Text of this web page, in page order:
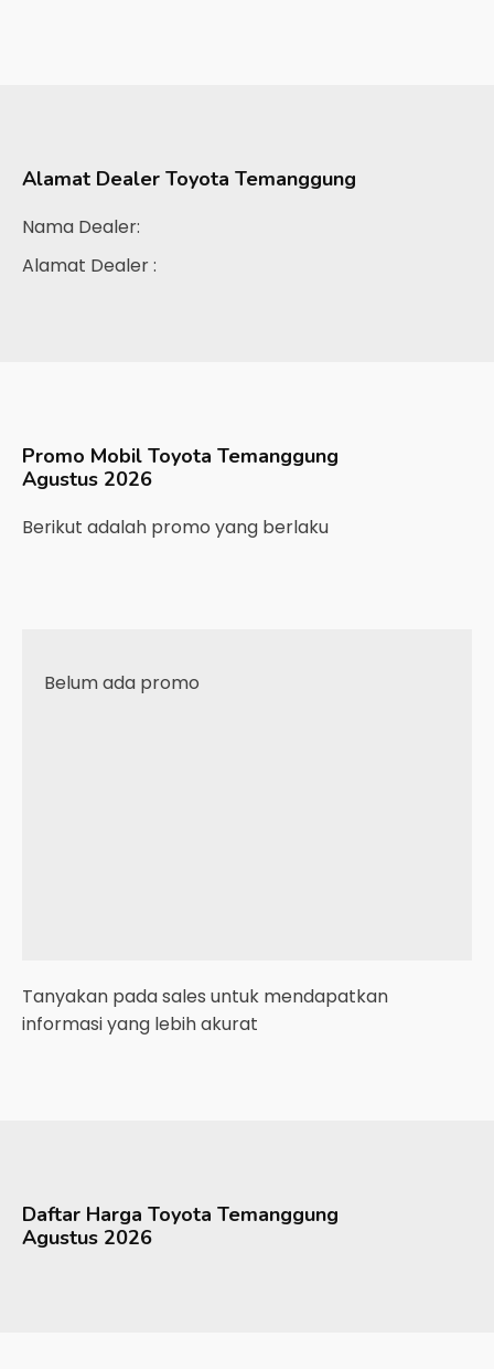
Alamat Dealer Toyota Temanggung
Nama Dealer:
Alamat Dealer :
Promo Mobil Toyota Temanggung
Agustus 2026
Berikut adalah promo yang berlaku
Belum ada promo
Tanyakan pada sales untuk mendapatkan
informasi yang lebih akurat
Daftar Harga Toyota Temanggung
Agustus 2026